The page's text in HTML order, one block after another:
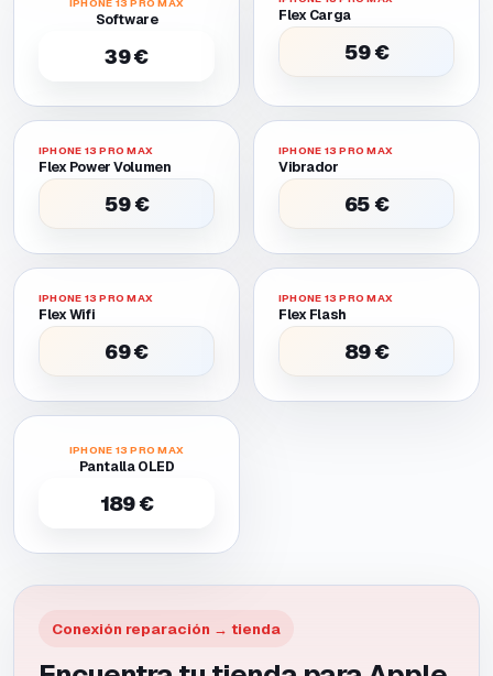
Software
39 €
Flex Carga
59 €
IPHONE 13 PRO MAX
Flex Power Volumen
59 €
IPHONE 13 PRO MAX
Vibrador
65 €
IPHONE 13 PRO MAX
Flex Wifi
69 €
IPHONE 13 PRO MAX
Flex Flash
89 €
IPHONE 13 PRO MAX
Pantalla OLED
189 €
Conexión reparación → tienda